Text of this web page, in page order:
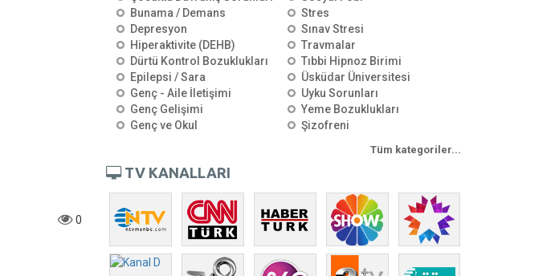
0
Bunama / Demans
Depresyon
Hiperaktivite (DEHB)
Dürtü Kontrol Bozuklukları
Epilepsi / Sara
Genç - Aile İletişimi
Genç Gelişimi
Genç ve Okul
Stres
Sınav Stresi
Travmalar
Tıbbi Hipnoz Birimi
Üsküdar Üniversitesi
Uyku Sorunları
Yeme Bozuklukları
Şizofreni
Tüm kategoriler...
TV KANALLARI